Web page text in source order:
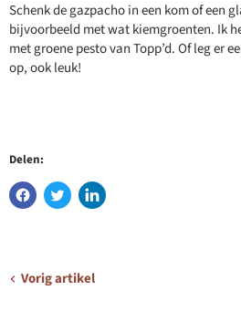
Schenk de gazpacho in een kom of een
bijvoorbeeld met wat kiemgroenten. Ik
met groene pesto van Topp’d. Of leg er
op, ook leuk!
Delen:
Vorig artikel